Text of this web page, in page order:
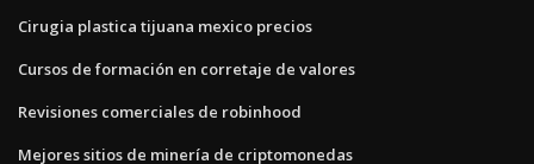
Cirugia plastica tijuana mexico precios
Cursos de formación en corretaje de valores
Revisiones comerciales de robinhood
Mejores sitios de minería de criptomonedas